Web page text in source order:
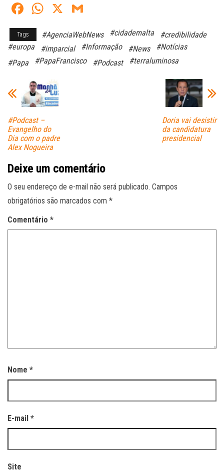
Fa
ce
bo
ok
W
ts
A
X
ail
Tags #AgenciaWebNews #cidademalta
#credibilidade
#europa
#imparcial #Informação #News
#Notícias
#Papa
#PapaFrancisco #Podcast #terraluminosa
#Podcast –
Evangelho do
Dia com o padre
Alex Nogueira
Doria vai desistir
da candidatura
presidencial
Deixe um comentário
O seu endereço de e-mail não será publicado. Campos
obrigatórios são marcados com *
Comentário *
Nome *
E-mail *
Site